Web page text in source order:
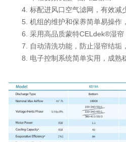
4. 标配进风口空气滤网，有效减
5. 机组的维护和保养简单易操作
6. 采用高品质蒙特CELdek®湿帘
7. 自动清洗功能，防止湿帘结垢
8. 电子控制系统简单实用，成熟